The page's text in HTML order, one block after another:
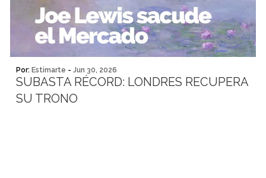
Por: Estimarte - Jun 30, 2026
SUBASTA RÉCORD: LONDRES RECUPERA
SU TRONO